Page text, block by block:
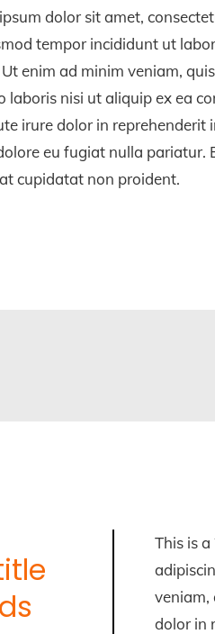
dolor sit amet,
tempor incididunt ut
enim ad minim veniam,
laboris nisi ut aliquip ex ea
irure dolor in reprehenderit
eu fugiat nulla pariatur.
cupidatat non proident.
This is
veniam,
dolor in